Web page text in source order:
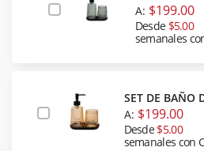
A: $199.00
Desde $5.00
semanales
SET DE BAÑO
A: $199.00
Desde$5.00
semanales con